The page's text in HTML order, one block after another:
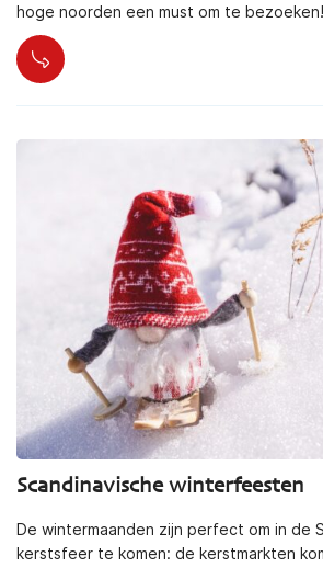
hoge noorden een must om te bezoeken!
Scandinavische winterfeesten
De wintermaanden zijn perfect om in de
kerstsfeer te komen: de kerstmarkten